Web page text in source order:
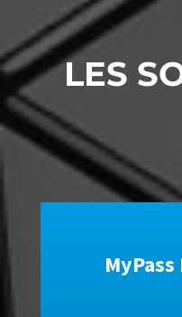
LES